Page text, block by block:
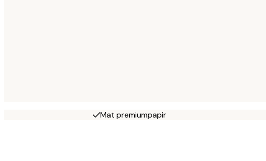
Mat premiumpapir